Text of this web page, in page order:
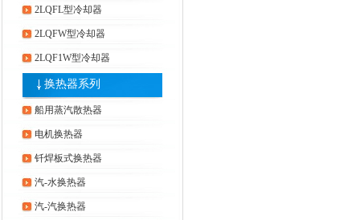
2LQFL型冷却器
2LQFW型冷却器
2LQF1W型冷却器
换热器系列
船用蒸汽散热器
电机换热器
钎焊板式换热器
汽-水换热器
汽-汽换热器